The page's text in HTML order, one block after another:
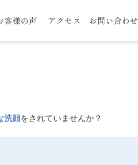
客様の声 アクセス お問い合わせ
洗顔をされていませんか？